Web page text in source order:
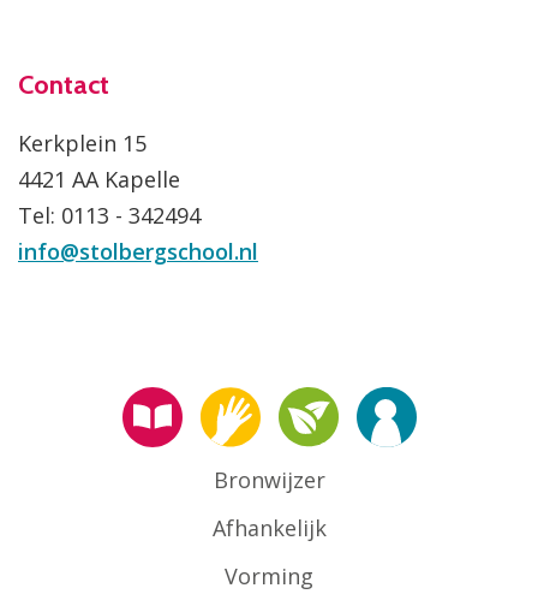
Contact
Kerkplein 15
4421 AA Kapelle
Tel: 0113 - 342494
info@stolbergschool.nl
Bronwijzer
Afhankelijk
Vorming